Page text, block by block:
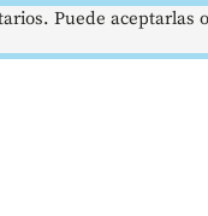
Puede aceptarlas